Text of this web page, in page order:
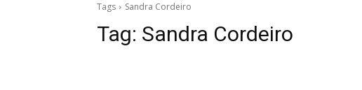
Tags Sandra Cordeiro
Tag: Sandra Cordeiro